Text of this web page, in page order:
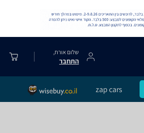
שלום אורח,
התחבר
zap cars